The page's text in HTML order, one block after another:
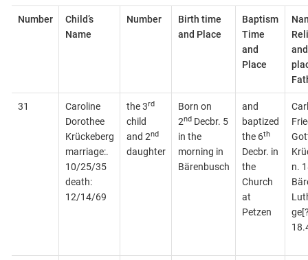
Number
Child’s
Name
Number
Birth time
and Place
Baptism
Time
and
Place
31
Caroline
Dorothee
Krückeberg
marriage:.
10/25/35
death:
12/14/69
the 3rd
child
and 2nd
daughter
Born on
2ndDecbr. 5
in the
morning in
Bärenbusch
and
baptized
the 6th
Decbr. in
the
Church
at
Petzen
Carl
n.